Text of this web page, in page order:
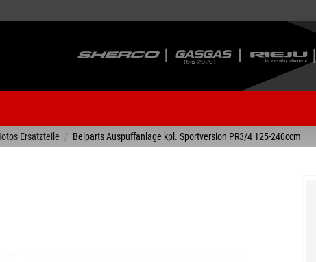
Ersatzteile Belparts Auspuffanlage kpl. Sportversion PR3/4 125-240ccm